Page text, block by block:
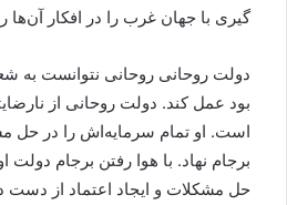
گیری با جهان غرب را در افکار آن‌ها
دولت روحانی روحانی نتوانست به
بود عمل کند. دولت روحانی از
است. او تمام سرمایه‌اش را در حل
برجام نهاد. با هوا رفتن برجام
حل مشکلات و ایجاد اعتماد از دست